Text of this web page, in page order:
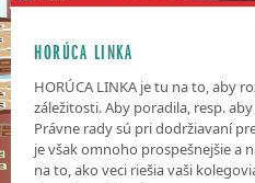
HORÚCA LINKA
HORÚCA LINKA je tu na to, aby
záležitosti. Aby poradila, resp.
Právne rady sú pri dodržiavaní
je však omnoho prospešnejšie a
na to, ako veci riešia vaši